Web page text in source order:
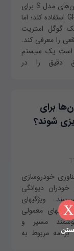
X
شاید تسلا از ماشین‌های مدل S برای
تهیه نقشه‌های GPS استفاده کند؛ اما
گوگل استریت
را معرفی کند.
است یک سیستم
دقیق را در
برای
شوند؟
خودروسازی
خودران دیوانگی
ویژگی‫های
ماشین‫های معمولی
مسیر و
مربوط به